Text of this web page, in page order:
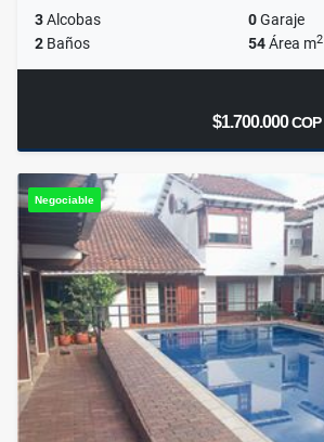
3Alcobas 0Garaje
2 Baños 54Área m2
$1.700.000COP
Negociable